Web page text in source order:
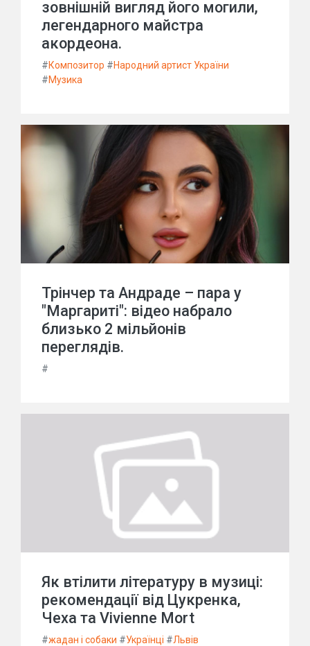
зовнішній вигляд його могили,
легендарного майстра
акордеона.
#Композитор #Народний артист України
#Музика
Трінчер та Андраде – пара у
"Маргариті": відео набрало
близько 2 мільйонів
переглядів.
#
Як втілити літературу в музиці:
рекомендації від Цукренка,
Чеха та Vivienne Mort
#жадан і собаки #Українці #Львів